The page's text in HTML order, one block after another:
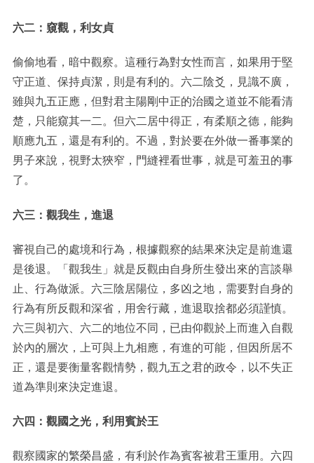
六二：窺觀，利女貞
偷偷地看，暗中觀察。這種行為對女性而言，如果用于堅
守正道、保持貞潔，則是有利的。六二陰爻，見識不廣，
雖與九五正應，但對君主陽剛中正的治國之道並不能看清
楚，只能窺其一二。但六二居中得正，有柔順之德，能夠
順應九五，還是有利的。不過，對於要在外做一番事業的
男子來說，視野太狹窄，門縫裡看世事，就是可羞丑的事
了。
六三：觀我生，進退
審視自己的處境和行為，根據觀察的結果來決定是前進還
是後退。「觀我生」就是反觀由自身所生發出來的言談舉
止、行為做派。六三陰居陽位，多凶之地，需要對自身的
行為有所反觀和深省，用舍行藏，進退取捨都必須謹慎。
六三與初六、六二的地位不同，已由仰觀於上而進入自觀
於內的層次，上可與上九相應，有進的可能，但因所居不
正，還是要衡量客觀情勢，觀九五之君的政令，以不失正
道為準則來決定進退。
六四：觀國之光，利用賓於王
觀察國家的繁榮昌盛，有利於作為賓客被君王重用。六四